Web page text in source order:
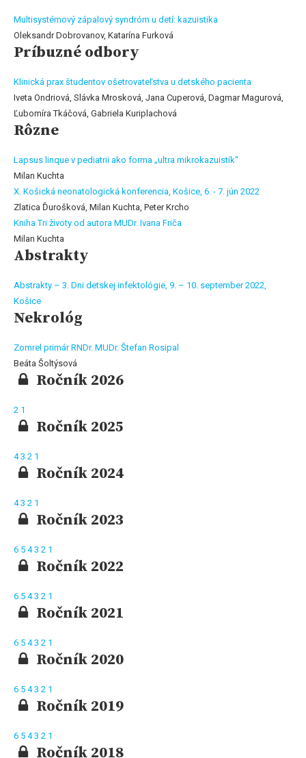
Multisystémový zápalový syndróm u detí: kazuistika
Oleksandr Dobrovanov, Katarína Furková
Príbuzné odbory
Klinická prax študentov ošetrovateľstva u detského pacienta
Iveta Ondriová, Slávka Mrosková, Jana Cuperová, Dagmar Magurová,
Ľubomíra Tkáčová, Gabriela Kuriplachová
Rôzne
Lapsus linque v pediatrii ako forma „ultra mikrokazuistík“
Milan Kuchta
X. Košická neonatologická konferencia, Košice, 6. - 7. jún 2022
Zlatica Ďurošková, Milan Kuchta, Peter Krcho
Kniha Tri životy od autora MUDr. Ivana Friča
Milan Kuchta
Abstrakty
Abstrakty – 3. Dni detskej infektológie, 9. – 10. september 2022,
Košice
Nekrológ
Zomrel primár RNDr. MUDr. Štefan Rosipal
Beáta Šoltýsová
Ročník 2026
2 1
Ročník 2025
43 2 1
Ročník 2024
43 2 1
Ročník 2023
6 5 43 2 1
Ročník 2022
6 5 43 2 1
Ročník 2021
6 5 43 2 1
Ročník 2020
6 5 43 2 1
Ročník 2019
6 5 43 2 1
Ročník 2018